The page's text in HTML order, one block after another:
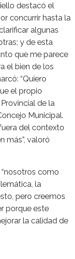
destacó el
concurrir hasta la
algunas
y de esta
que me parece
el bien de los
“Quiero
el propio
de la
Municipal.
del contexto
más”, valoró
como
la
pero creemos
porque este
la calidad de